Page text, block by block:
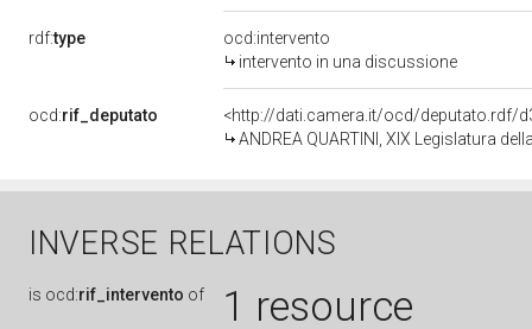
rdf:type
ocd:intervento
intervento in una discussione
ocd:rif_deputato
<http://dati.camera.it/ocd/deputato.rdf/
ANDREA QUARTINI, XIX Legislatura
INVERSE RELATIONS
is ocd:rif_intervento of 1 resource